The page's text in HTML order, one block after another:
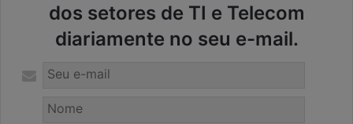
dos setores de TI e Telecom
diariamente no seu e-mail.